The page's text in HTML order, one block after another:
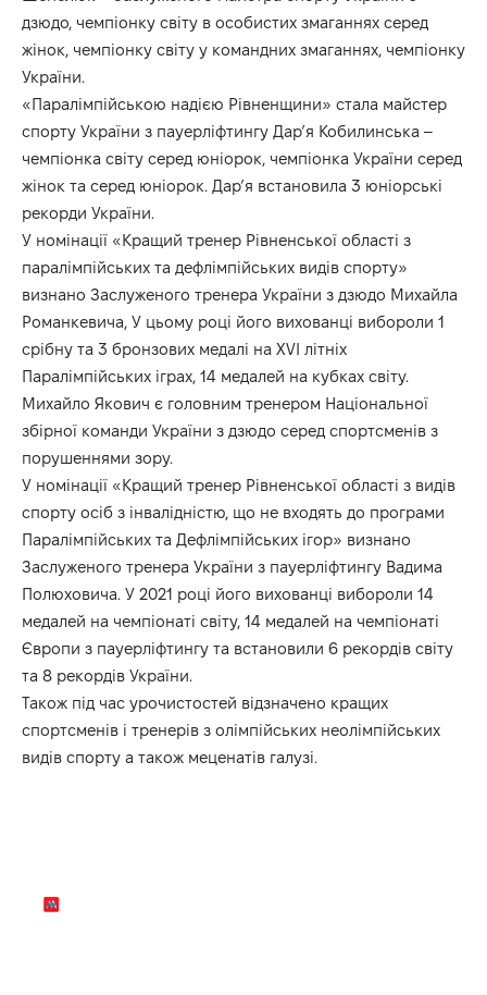
дзюдо, чемпіонку світу в особистих змаганнях серед
жінок, чемпіонку світу у командних змаганнях, чемпіонку
України.
«Паралімпійською надією Рівненщини» стала майстер
спорту України з пауерліфтингу Дар’я Кобилинська –
чемпіонка світу серед юніорок, чемпіонка України серед
жінок та серед юніорок. Дар’я встановила 3 юніорські
рекорди України.
У номінації «Кращий тренер Рівненської області з
паралімпійських та дефлімпійських видів спорту»
визнано Заслуженого тренера України з дзюдо Михайла
Романкевича, У цьому році його вихованці вибороли 1
срібну та 3 бронзових медалі на XVI літніх
Паралімпійських іграх, 14 медалей на кубках світу.
Михайло Якович є головним тренером Національної
збірної команди України з дзюдо серед спортсменів з
порушеннями зору.
У номінації «Кращий тренер Рівненської області з видів
спорту осіб з інвалідністю, що не входять до програми
Паралімпійських та Дефлімпійських ігор» визнано
Заслуженого тренера України з пауерліфтингу Вадима
Полюховича. У 2021 році його вихованці вибороли 14
медалей на чемпіонаті світу, 14 медалей на чемпіонаті
Європи з пауерліфтингу та встановили 6 рекордів світу
та 8 рекордів України.
Також під час урочистостей відзначено кращих
спортсменів і тренерів з олімпійських неолімпійських
видів спорту а також меценатів галузі.